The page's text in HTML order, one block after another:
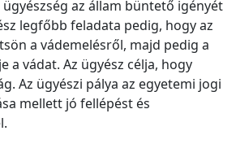
az állam büntető igényét
legfőbb feladata pedig, hogy az
a vádemelésről, majd pedig a
a vádat. Az ügyész célja, hogy
Az ügyészi pálya az egyetemi jogi
mellett jó fellépést és